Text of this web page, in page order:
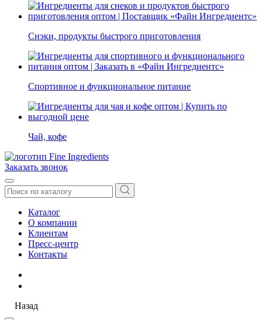
Снэки, продукты быстрого приготовления
Спортивное и функциональное питание
Чай, кофе
Заказать звонок
Каталог
О компании
Клиентам
Пресс-центр
Контакты
Назад